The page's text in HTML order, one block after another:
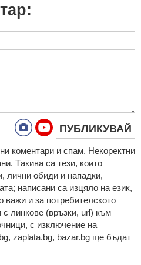
ПУБЛИКУВАЙ
кoмeнтaри и cпaм. Нeкoрeктни
Тaкивa ca тeзи, кoитo
лични oбиди и нaпaдки,
нaпиcaни са изцялo нa eзик,
важи и за потребителското
линкове (връзки, url) към
с изключение на
zaplata.bg, bazar.bg ще бъдат